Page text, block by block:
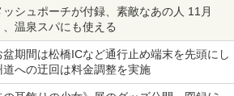
ッシュポーチが付録、素敵なあの人 11月
温泉スパにも使える
期間は松橋ICなど通行止め端末を先頭にし
への迂回は料金調整を実施